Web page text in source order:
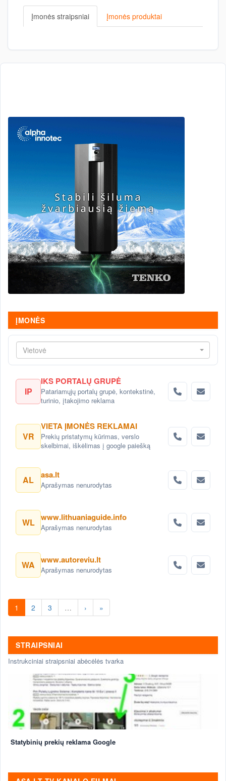
Įmonės straipsniai Įmonės produktai
ĮMONĖS
Vietovė
IP
IKS PORTALŲ GRUPĖ
Patariamųjų portalų grupė, kontekstinė,
turinio, įtakojimo reklama
VR
VIETA ĮMONĖS REKLAMAI
Prekių pristatymų kūrimas, verslo
skelbimai, iškėlimas į google paiešką
AL asa.lt
Aprašymas nenurodytas
WL www.lithuaniaguide.info
Aprašymas nenurodytas
WA www.autoreviu.lt
Aprašymas nenurodytas
1 2 3 … › »
STRAIPSNIAI
Instrukciniai straipsniai abėcėlės tvarka
Statybinių prekių reklama Google